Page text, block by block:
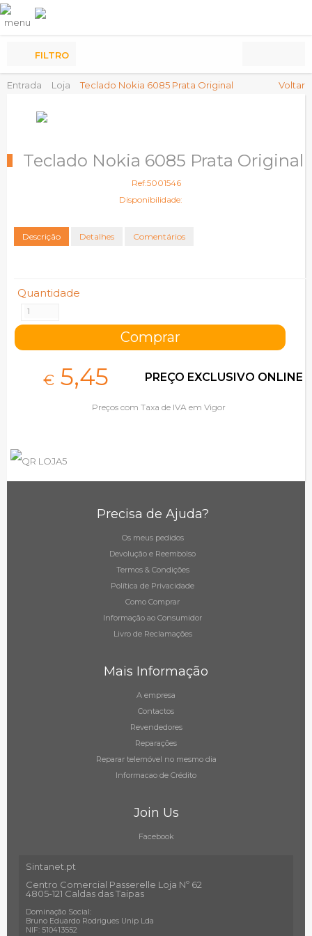
Entrada Loja Teclado Nokia 6085 Prata Original Voltar
FILTRO
Teclado Nokia 6085 Prata Original
Ref:5001546
Disponibilidade:
Descrição Detalhes Comentários
Quantidade
€ 5,45 PREÇO EXCLUSIVO ONLINE
Preços com Taxa de IVA em Vigor
Precisa de Ajuda?
Os meus pedidos
Devolução e Reembolso
Termos & Condições
Política de Privacidade
Como Comprar
Informação ao Consumidor
Livro de Reclamações
Mais Informação
A empresa
Contactos
Revendedores
Reparações
Reparar telemóvel no mesmo dia
Informacao de Crédito
Join Us
Facebook
Sintanet.pt
Centro Comercial Passerelle Loja Nº 62
4805-121 Caldas das Taipas
Dominação Social:
Bruno Eduardo Rodrigues Unip Lda
NIF: 510413552